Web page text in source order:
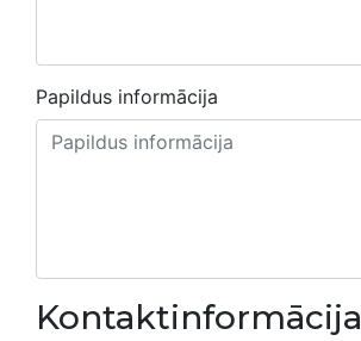
Papildus informācija
Kontaktinformācija